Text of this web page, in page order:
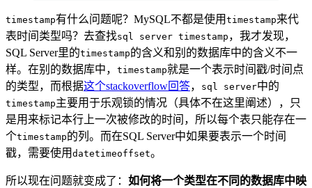
timestamp有什么问题呢？MySQL不都是使用 timestamp来代
表时间类型吗？去查找sql server timestamp ，我才发现，
SQL Server里的timestamp的含义和别的数据库中的含义不一
样。在别的数据库中， timestamp就是一个表示时间戳/时间点
的类型，而根据这个stackoverflow回答， sql server中的
timestamp主要用于乐观锁的情况（具体不在这里阐述），只
是用来标记本行上一次被修改的时间，所以每个表只能存在一
个timestamp的列。而在SQL Server中如果要表示一个时间
戳，需要使用 datetimeoffset。
所以现在问题就变成了： 如何将一个类型在不同的数据库中映